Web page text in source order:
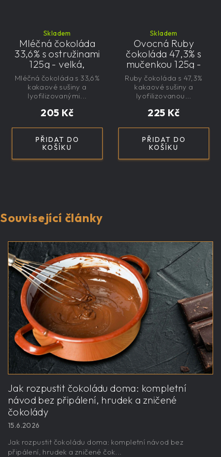
Skladem
Mléčná čokoláda
33,6% s ostružinami
125g - velká,
řemeslná,
exkluzivní, dárková
205 Kč
PŘIDAT DO
KOŠÍKU
Mléčná čokoláda s 33,6%
kakaové sušiny a
lyofilizovanými...
Skladem
Ovocná Ruby
čokoláda 47,3% s
mučenkou 125g -
velká, řemeslná,
exkluzivní, dárková
225 Kč
PŘIDAT DO
KOŠÍKU
Ruby čokoláda s 47,3%
kakaové sušiny a
lyofilizovanou...
Související články
Jak rozpustit čokoládu doma: kompletní
návod bez připálení, hrudek a zničené
čokolády
15.6.2026
Jak rozpustit čokoládu doma: kompletní návod bez
připálení, hrudek a zničené čok...